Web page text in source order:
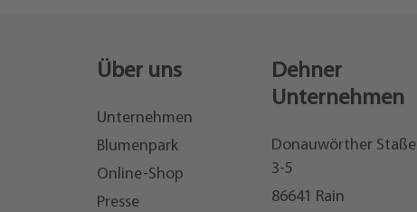
Über uns
Unternehmen
Blumenpark
Online-Shop
Presse
Dehner
Unternehmen
Donauwörther Staße
3-5
86641 Rain